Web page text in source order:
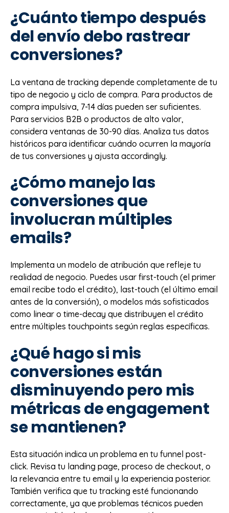
¿Cuánto tiempo después
del envío debo rastrear
conversiones?
La ventana de tracking depende completamente de tu
tipo de negocio y ciclo de compra. Para productos de
compra impulsiva, 7-14 días pueden ser suficientes.
Para servicios B2B o productos de alto valor,
considera ventanas de 30-90 días. Analiza tus datos
históricos para identificar cuándo ocurren la mayoría
de tus conversiones y ajusta accordingly.
¿Cómo manejo las
conversiones que
involucran múltiples
emails?
Implementa un modelo de atribución que refleje tu
realidad de negocio. Puedes usar first-touch (el primer
email recibe todo el crédito), last-touch (el último email
antes de la conversión), o modelos más sofisticados
como linear o time-decay que distribuyen el crédito
entre múltiples touchpoints según reglas específicas.
¿Qué hago si mis
conversiones están
disminuyendo pero mis
métricas de engagement
se mantienen?
Esta situación indica un problema en tu funnel post-
click. Revisa tu landing page, proceso de checkout, o
la relevancia entre tu email y la experiencia posterior.
También verifica que tu tracking esté funcionando
correctamente, ya que problemas técnicos pueden